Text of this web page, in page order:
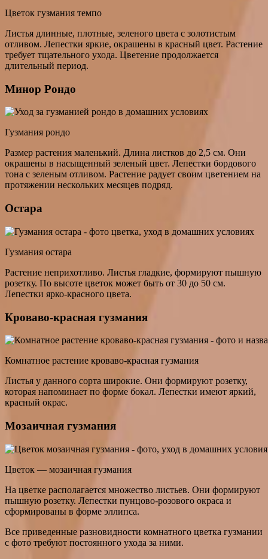
Цветок гузмания темпо
Листья длинные, плотные, зеленого цвета с золотистым
отливом. Лепестки яркие, окрашены в красный цвет. Растение
требует тщательного ухода. Цветение продолжается
длительный период.
Минор Рондо
Гузмания рондо
Размер растения маленький. Длина листков до 2,5 см. Они
окрашены в насыщенный зеленый цвет. Лепестки бордового
тона с зеленым отливом. Растение радует своим цветением на
протяжении нескольких месяцев подряд.
Остара
Гузмания остара
Растение неприхотливо. Листья гладкие, формируют пышную
розетку. По высоте цветок может быть от 30 до 50 см.
Лепестки ярко-красного цвета.
Кроваво-красная гузмания
Комнатное растение кроваво-красная гузмания
Листья у данного сорта широкие. Они формируют розетку,
которая напоминает по форме бокал. Лепестки имеют яркий,
красный окрас.
Мозаичная гузмания
Цветок — мозаичная гузмания
На цветке располагается множество листьев. Они формируют
пышную розетку. Лепестки пунцово-розового окраса и
сформированы в форме эллипса.
Все приведенные разновидности комнатного цветка гузмании
с фото требуют постоянного ухода за ними.